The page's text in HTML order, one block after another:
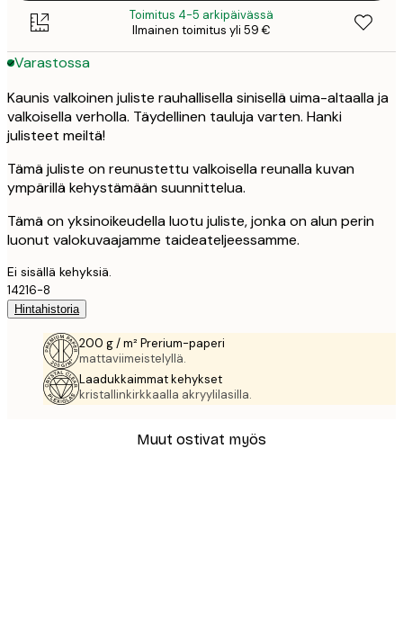
Toimitus 4-5 arkipäivässä
Ilmainen toimitus yli 59 €
Varastossa
Kaunis valkoinen juliste rauhallisella sinisellä uima-altaalla ja
valkoisella verholla. Täydellinen tauluja varten. Hanki
julisteet meiltä!
Tämä juliste on reunustettu valkoisella reunalla kuvan
ympärillä kehystämään suunnittelua.
Tämä on yksinoikeudella luotu juliste, jonka on alun perin
luonut valokuvaajamme taideateljeessamme.
Ei sisällä kehyksiä.
14216-8
Hintahistoria
200 g / m² Prerium-paperi
mattaviimeistelyllä.
Laadukkaimmat kehykset
kristallinkirkkaalla akryylilasilla.
Muut ostivat myös